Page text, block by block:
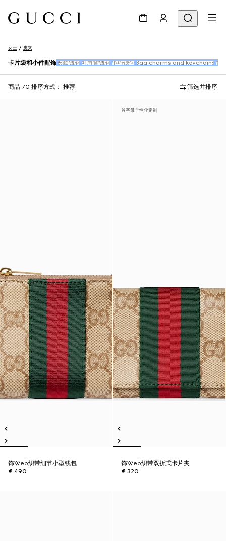
女士 皮夹
卡片袋和小件配饰 长款钱包 可肩背钱包 小巧钱包 Bag charms and keychains 手
商品 70 排序方式： 推荐 筛选并排序
饰Web织带细节小型钱包
€ 490
首字母个性化定制
饰Web织带双折式卡片夹
€ 320